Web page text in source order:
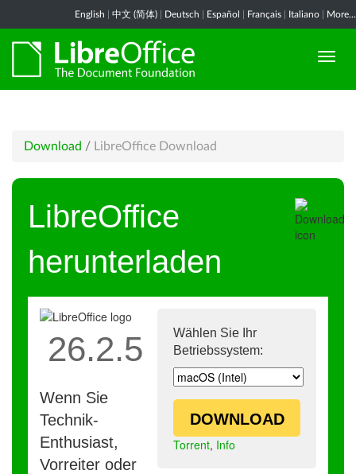
English 中文 (简体) Deutsch Español Français Italiano More...
Download / LibreOffice Download
LibreOffice
herunterladen
Wählen Sie Ihr
Betriebssystem:
DOWNLOAD
Torrent, Info
26.2.5
Wenn Sie
Technik-
Enthusiast,
Vorreiter oder